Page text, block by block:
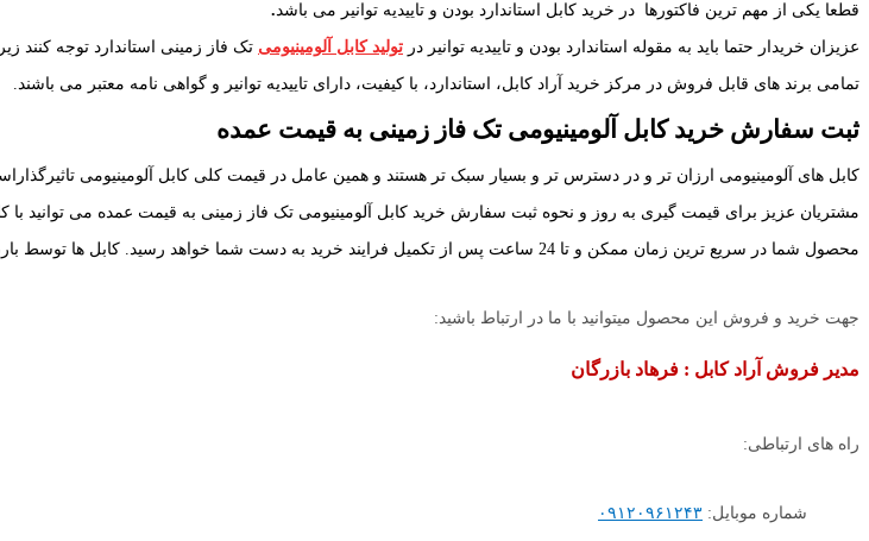
قطعا یکی از مهم ترین فاکتورها در خرید کابل استاندارد بودن و تاییدیه توانیر می باشد.
عزیزان خریدار حتما باید به مقوله استاندارد بودن و تاییدیه توانیر در تولید کابل آلومینیومی تک فاز زمینی استاندارد توجه کنند
تمامی برند های قابل فروش در مرکز خرید آراد کابل، استاندارد، با کیفیت، دارای تاییدیه توانیر و گواهی نامه معتبر می باشند.
ثبت سفارش خرید کابل آلومینیومی تک فاز زمینی به قیمت عمده
کابل های آلومینیومی ارزان تر و در دسترس تر و بسیار سبک تر هستند و همین عامل در قیمت کلی کابل آلومینیومی
مشتریان عزیز برای قیمت گیری به روز و نحوه ثبت سفارش خرید کابل آلومینیومی تک فاز زمینی به قیمت عمده می توانید
محصول شما در سریع ترین زمان ممکن و تا 24 ساعت پس از تکمیل فرایند خرید به دست شما خواهد رسید. کابل ها توسط باربری حمل و جابجا خواهد شد.
جهت خرید و فروش این محصول میتوانید با ما در ارتباط باشید:
مدیر فروش آراد کابل : فرهاد بازرگان
راه های ارتباطی:
شماره موبایل: ۰۹۱۲۰۹۶۱۲۴۳